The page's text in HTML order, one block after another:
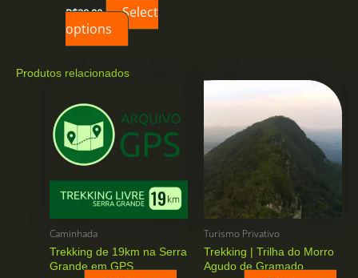
R$20,00
Select
options
Produtos relacionados
Caminhada
Trekking de 19km na Serra
Grande em GPS
Turismo Privativo
Trekking | Trilha do Morro
Agudo de Gramado